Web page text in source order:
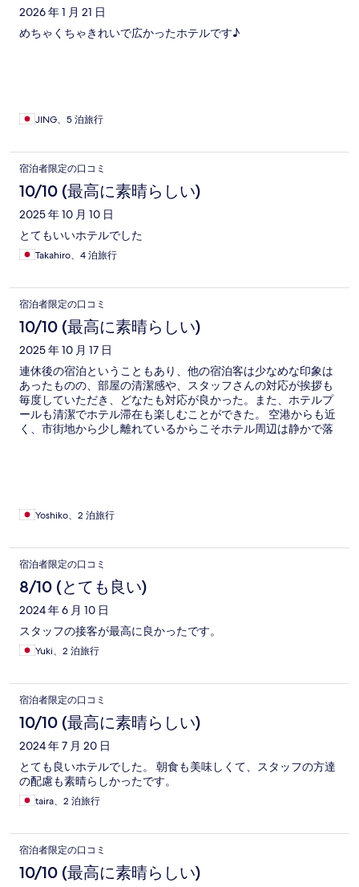
ミ
2026 年 1 月 21 日
めちゃくちゃきれいで広かったホテルです♪
JING、5 泊旅行
宿泊者限定の口コミ
10/10 (最高に素晴らしい)
2025 年 10 月 10 日
とてもいいホテルでした
Takahiro、4 泊旅行
宿泊者限定の口コミ
10/10 (最高に素晴らしい)
2025 年 10 月 17 日
連休後の宿泊ということもあり、他の宿泊客は少なめな印象は
あったものの、部屋の清潔感や、スタッフさんの対応が挨拶も
毎度していただき、どなたも対応が良かった。また、ホテルプ
ールも清潔でホテル滞在も楽しむことができた。 空港からも近
く、市街地から少し離れているからこそホテル周辺は静かで落
Yoshiko、2 泊旅行
宿泊者限定の口コミ
8/10 (とても良い)
2024 年 6 月 10 日
スタッフの接客が最高に良かったです。
Yuki、2 泊旅行
宿泊者限定の口コミ
10/10 (最高に素晴らしい)
2024 年 7 月 20 日
とても良いホテルでした。 朝食も美味しくて、スタッフの方達
の配慮も素晴らしかったです。
taira、2 泊旅行
宿泊者限定の口コミ
10/10 (最高に素晴らしい)